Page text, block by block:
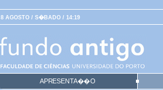
8 AGOSTO / S�BADO / 14:19
APRESENTA��O